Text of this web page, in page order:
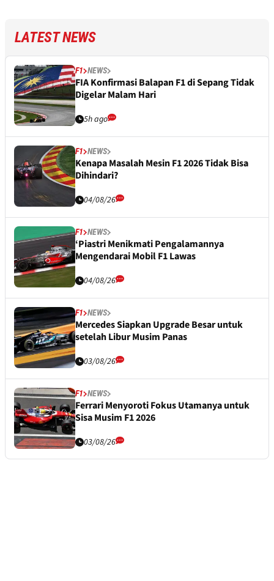
LATEST NEWS
F1 NEWS
FIA Konfirmasi Balapan F1 di Sepang Tidak
Digelar Malam Hari
5h ago
F1 NEWS
Kenapa Masalah Mesin F1 2026 Tidak Bisa
Dihindari?
04/08/26
F1 NEWS
‘Piastri Menikmati Pengalamannya
Mengendarai Mobil F1 Lawas
04/08/26
F1 NEWS
Mercedes Siapkan Upgrade Besar untuk
setelah Libur Musim Panas
03/08/26
F1 NEWS
Ferrari Menyoroti Fokus Utamanya untuk
Sisa Musim F1 2026
03/08/26